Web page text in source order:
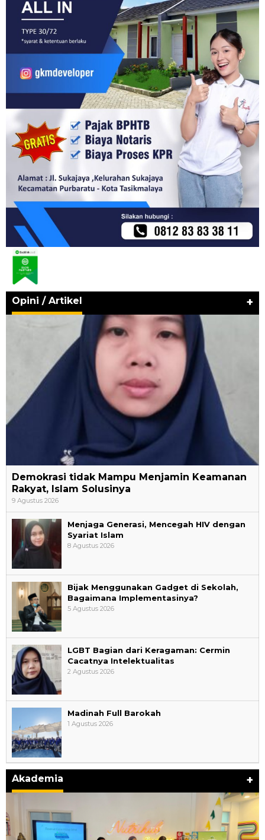
Opini / Artikel +
Demokrasi tidak Mampu Menjamin Keamanan
Rakyat, Islam Solusinya
9 Agustus 2026
Menjaga Generasi, Mencegah HIV dengan
Syariat Islam
8 Agustus 2026
Bijak Menggunakan Gadget di Sekolah,
Bagaimana Implementasinya?
5 Agustus 2026
LGBT Bagian dari Keragaman: Cermin
Cacatnya Intelektualitas
2 Agustus 2026
Madinah Full Barokah
1 Agustus 2026
Akademia +